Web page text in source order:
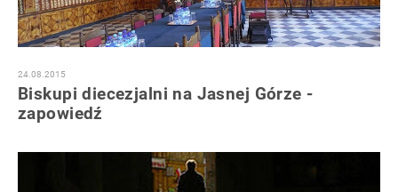
24.08.2015
Biskupi diecezjalni na Jasnej Górze -
zapowiedź